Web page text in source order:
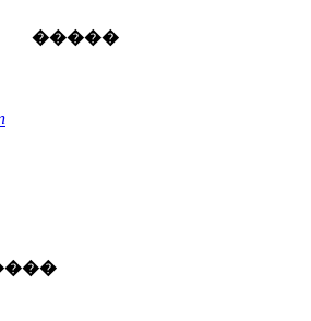
�����